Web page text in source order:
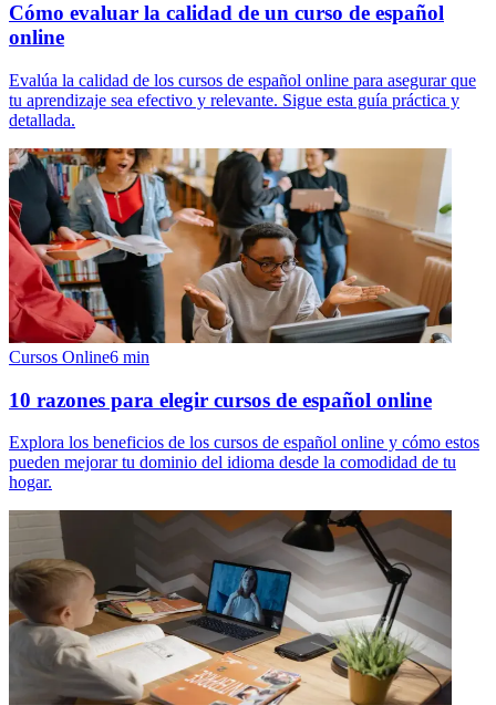
Cómo evaluar la calidad de un curso de español
online
Evalúa la calidad de los cursos de español online para asegurar que
tu aprendizaje sea efectivo y relevante. Sigue esta guía práctica y
detallada.
Cursos Online6 min
10 razones para elegir cursos de español online
Explora los beneficios de los cursos de español online y cómo estos
pueden mejorar tu dominio del idioma desde la comodidad de tu
hogar.